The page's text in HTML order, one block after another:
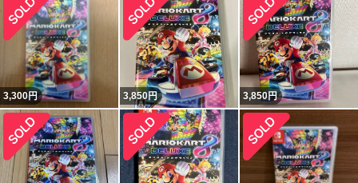
3,300円 3,850円 3,850円